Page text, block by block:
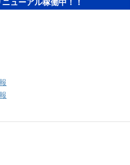
ューアル稼働中！！